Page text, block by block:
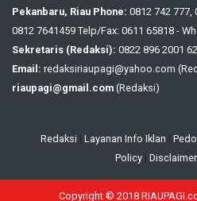
Pekanbaru, Riau Phone: 0812 742 777,
0812 7641459 Telp/Fax: 0611 65818 -
Sekretaris (Redaksi): 0822 896 2001
Email: redaksiriaupagi@yahoo.com
riaupagi@gmail.com (Redaksi)
Redaksi Layanan Info Iklan
Policy Disclaimer
Copyright © 2018